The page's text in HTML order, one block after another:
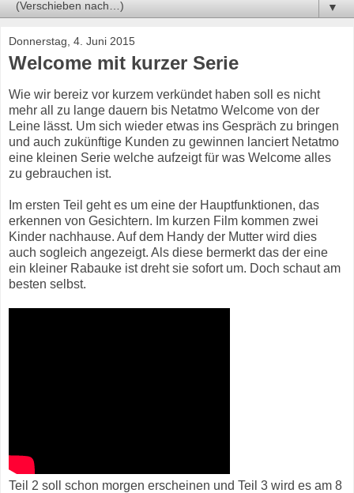
▼
Donnerstag, 4. Juni 2015
Welcome mit kurzer Serie
Wie wir bereiz vor kurzem verkündet haben soll es nicht
mehr all zu lange dauern bis Netatmo Welcome von der
Leine lässt. Um sich wieder etwas ins Gespräch zu bringen
und auch zukünftige Kunden zu gewinnen lanciert Netatmo
eine kleinen Serie welche aufzeigt für was Welcome alles
zu gebrauchen ist.
Im ersten Teil geht es um eine der Hauptfunktionen, das
erkennen von Gesichtern. Im kurzen Film kommen zwei
Kinder nachhause. Auf dem Handy der Mutter wird dies
auch sogleich angezeigt. Als diese bermerkt das der eine
ein kleiner Rabauke ist dreht sie sofort um. Doch schaut am
besten selbst.
Teil 2 soll schon morgen erscheinen und Teil 3 wird es am 8